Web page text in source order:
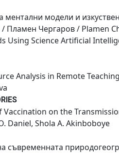
ментални модели и
Пламен Чергаров / Plamen
Using Science Artificial
Analysis in Remote
on the
Daniel, Shola A. Akinboboye
съвременната